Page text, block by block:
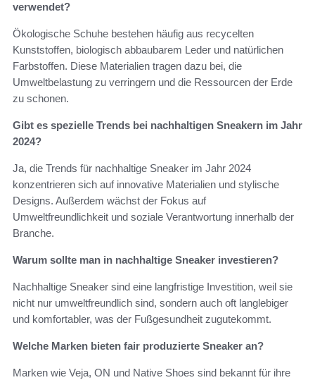
verwendet?
Ökologische Schuhe bestehen häufig aus recycelten
Kunststoffen, biologisch abbaubarem Leder und natürlichen
Farbstoffen. Diese Materialien tragen dazu bei, die
Umweltbelastung zu verringern und die Ressourcen der Erde
zu schonen.
Gibt es spezielle Trends bei nachhaltigen Sneakern im Jahr
2024?
Ja, die Trends für nachhaltige Sneaker im Jahr 2024
konzentrieren sich auf innovative Materialien und stylische
Designs. Außerdem wächst der Fokus auf
Umweltfreundlichkeit und soziale Verantwortung innerhalb der
Branche.
Warum sollte man in nachhaltige Sneaker investieren?
Nachhaltige Sneaker sind eine langfristige Investition, weil sie
nicht nur umweltfreundlich sind, sondern auch oft langlebiger
und komfortabler, was der Fußgesundheit zugutekommt.
Welche Marken bieten fair produzierte Sneaker an?
Marken wie Veja, ON und Native Shoes sind bekannt für ihre